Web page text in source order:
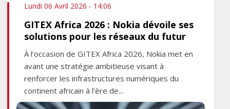
Lundi 06 Avril 2026 - 14:06
GITEX Africa 2026 : Nokia dévoile ses
solutions pour les réseaux du futur
À l’occasion de GITEX Africa 2026, Nokia met en
avant une stratégie ambitieuse visant à
renforcer les infrastructures numériques du
continent africain à l’ère de...